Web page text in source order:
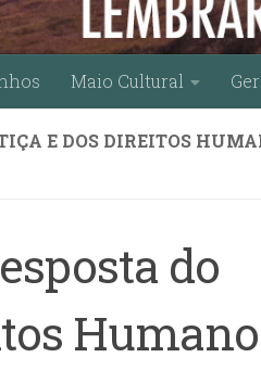
Maio Cultural
E DOS DIREITOS
do